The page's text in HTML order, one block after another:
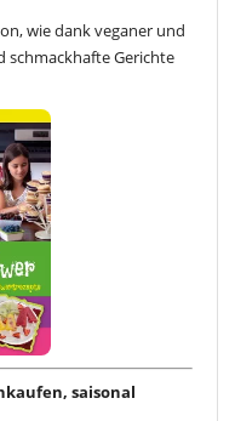
wie dank veganer und
schmackhafte Gerichte
saisonal